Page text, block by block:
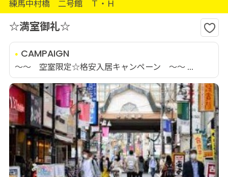
練馬中村橋 二号館 Ｔ・Ｈ
☆満室御礼☆
CAMPAIGN
～～ 空室限定☆格安入居キャンペーン ～～ ...